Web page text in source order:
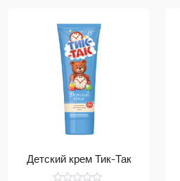
Детский крем Тик-Так